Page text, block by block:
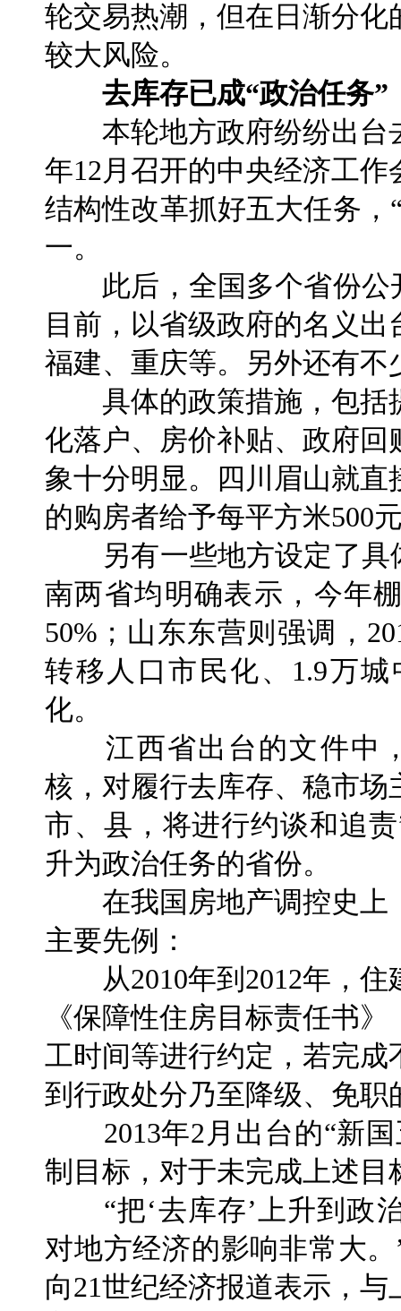
轮交易热潮，但在日渐分
较大风险。
去库存已成“政治任务”
本轮地方政府纷纷出台
年12月召开的中央经济工
结构性改革抓好五大任务，
一。
此后，全国多个省份公
目前，以省级政府的名义
福建、重庆等。另外还有
具体的政策措施，包括
化落户、房价补贴、政府
象十分明显。四川眉山就
的购房者给予每平方米500
另有一些地方设定了具
南两省均明确表示，今年
50%；山东东营则强调，
转移人口市民化、1.9万
化。
江西省出台的文件中，
核，对履行去库存、稳市
市、县，将进行约谈和追
升为政治任务的省份。
在我国房地产调控史上
主要先例：
从2010年到2012年，住
《保障性住房目标责任书
工时间等进行约定，若完
到行政处分乃至降级、免职
2013年2月出台的“新国
制目标，对于未完成上述
“把‘去库存’上升到政
对地方经济的影响非常大
向21世纪经济报道表示，